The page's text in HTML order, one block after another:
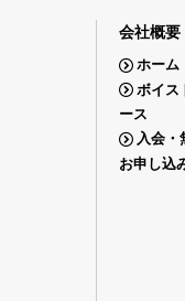
会社概要
ホーム
ボイス
ース
入会・
お申し込